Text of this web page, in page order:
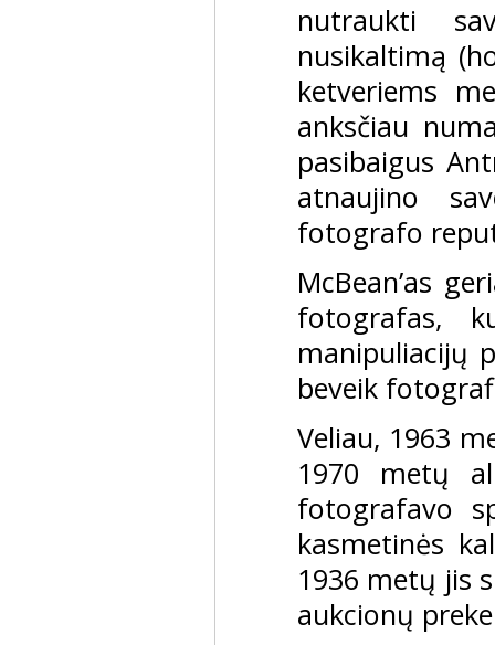
nutraukti
nusikaltimą
ketveriems
anksčiau
pasibaigus
atnaujino
fotografo
McBean’as
fotografas,
manipuliacijų
beveik
Veliau, 1963
1970 metų
fotografavo
kasmetinės
1936 metų jis
aukcionų